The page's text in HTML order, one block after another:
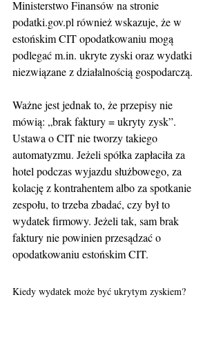
Ministerstwo Finansów na stronie
podatki.gov.pl również wskazuje, że w
estońskim CIT opodatkowaniu mogą
podlegać m.in. ukryte zyski oraz wydatki
niezwiązane z działalnością gospodarczą.
Ważne jest jednak to, że przepisy nie
mówią: „brak faktury = ukryty zysk”.
Ustawa o CIT nie tworzy takiego
automatyzmu. Jeżeli spółka zapłaciła za
hotel podczas wyjazdu służbowego, za
kolację z kontrahentem albo za spotkanie
zespołu, to trzeba zbadać, czy był to
wydatek firmowy. Jeżeli tak, sam brak
faktury nie powinien przesądzać o
opodatkowaniu estońskim CIT.
Kiedy wydatek może być ukrytym zyskiem?